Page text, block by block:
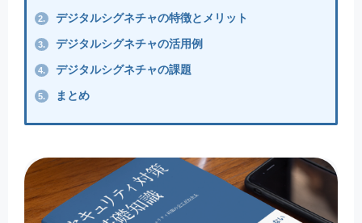
2. デジタルシグネチャの特徴とメリット
3. デジタルシグネチャの活用例
4. デジタルシグネチャの課題
5. まとめ